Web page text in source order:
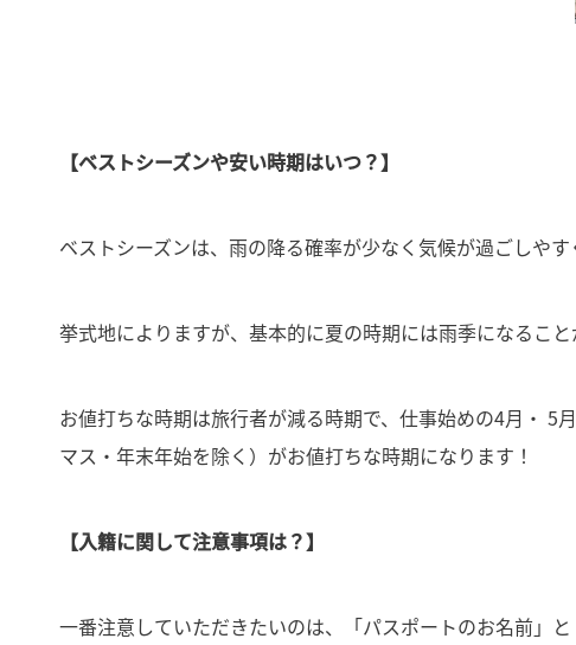
【ベストシーズンや安い時期はいつ？】
ベストシーズンは、雨の降る確率が少なく気候が過ごしやす
挙式地によりますが、基本的に夏の時期には雨季になるこ
お値打ちな時期は旅行者が減る時期で、仕事始めの4月・ 5
マス・年末年始を除く）がお値打ちな時期になります！
【入籍に関して注意事項は？】
一番注意していただきたいのは、「パスポートのお名前」